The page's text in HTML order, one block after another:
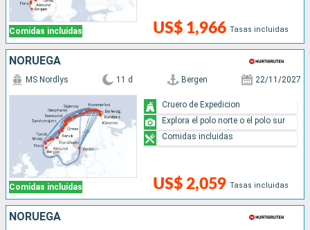
Comidas incluidas US$ 1,966 Tasas incluidas
NORUEGA
Comidas incluidas
MS Nordlys 11 d Bergen 22/11/2027
US$ 2,059 Tasas incluidas
Cruero de Expedicion
Explora el polo norte o el polo sur
Comidas incluidas
NORUEGA